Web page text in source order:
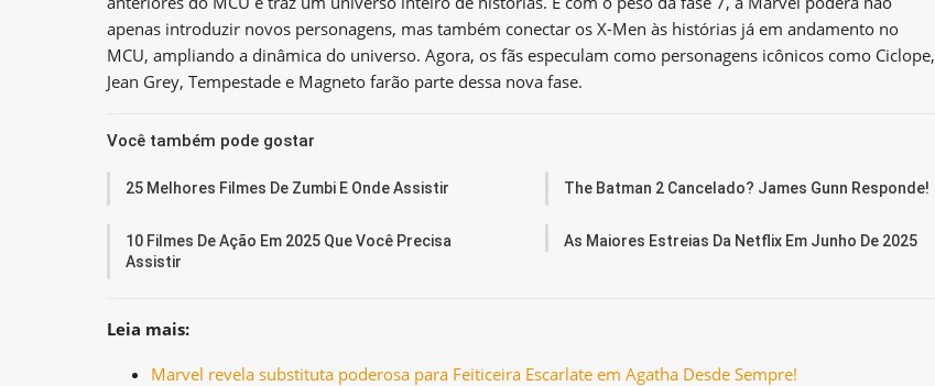
apenas introduzir novos personagens, mas também conectar os X-Men às histórias já em andamento no
MCU, ampliando a dinâmica do universo. Agora, os fãs especulam como personagens icônicos como Ciclope,
Jean Grey, Tempestade e Magneto farão parte dessa nova fase.
Você também pode gostar
25 Melhores Filmes De Zumbi E Onde Assistir The Batman 2 Cancelado? James Gunn Responde!
10 Filmes De Ação Em 2025 Que Você Precisa
Assistir
As Maiores Estreias Da Netflix Em Junho De 2025
Leia mais:
Marvel revela substituta poderosa para Feiticeira Escarlate em Agatha Desde Sempre!